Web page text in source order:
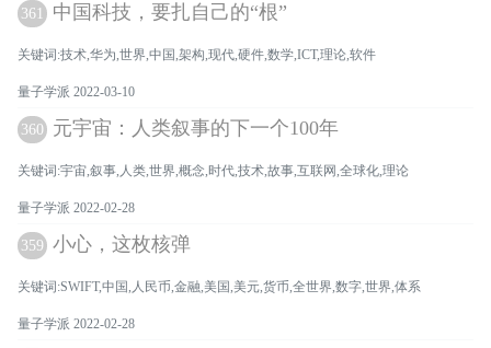
361 中国科技，要扎自己的“根”
关键词:技术,华为,世界,中国,架构,现代,硬件,数学,ICT,理论,软件
量子学派 2022-03-10
360 元宇宙：人类叙事的下一个100年
关键词:宇宙,叙事,人类,世界,概念,时代,技术,故事,互联网,全球化,理论
量子学派 2022-02-28
359 小心，这枚核弹
关键词:SWIFT,中国,人民币,金融,美国,美元,货币,全世界,数字,世界,体系
量子学派 2022-02-28